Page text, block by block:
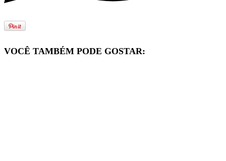
VOCÊ TAMBÉM PODE GOSTAR: